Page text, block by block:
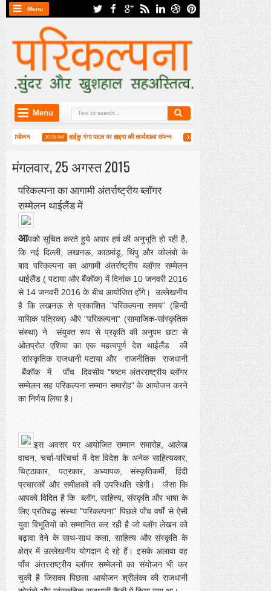
Menu
Menu
आयोजन 10:08 AM हाईकु गंगा पटल पर हाइगा की कार्यशाला संपन्न 3:25 PM मुस्कुराहट बनाए रक्खो : रवीन्द्र
मंगलवार, 25 अगस्त 2015
परिकल्पना का आगामी अंतर्राष्ट्रीय ब्लॉगर
सम्मेलन थाईलैंड में
आपको सूचित करते हुये अपार हर्ष की अनुभूति हो रही है,
कि नई दिल्ली, लखनऊ, काठमांडू, थिंपु और कोलंबो के
बाद परिकल्पना का आगामी अंतर्राष्ट्रीय ब्लॉगर सम्मेलन
थाईलैंड ( पटाया और बैंकॉक) में दिनांक 10 जनवरी 2016
से 14 जनवरी 2016 के बीच आयोजित होंगे। उल्लेखनीय
है किलखनऊ से प्रकाशित "परिकल्पना समय" (हिन्दी
मासिक पत्रिका) और "परिकल्पना" (सामाजिक-सांस्कृतिक
संस्था) ने संयुक्त रूप से प्रकृति की अनुपम छटा से
ओतप्रोत एशिया का एक महत्वपूर्ण देश थाईलैंड की
सांस्कृतिक राजधानी पटाया और राजनीतिक राजधानी
बैंकॉक में पाँच दिवसीय "षष्टम अंतरराष्ट्रीय ब्लॉगर
सम्मेलन सह परिकल्पना सम्मान समारोह" के आयोजन करने
का निर्णय लिया है।
इस अवसर पर आयोजित सम्मान समारोह, आलेख
वाचन, चर्चा-परिचर्चा में देश विदेश के अनेक साहित्यकार,
चिट्ठाकार, पत्रकार, अध्यापक, संस्कृतिकर्मी, हिंदी
प्रचारकों और समीक्षकों की उपस्थिति रहेगी। जैसा कि
आपको विदित है कि ब्लॉग, साहित्य, संस्कृति और भाषा के
लिए प्रतिबद्ध संस्था "परिकल्पना" पिछले पाँच वर्षों से ऐसी
युवा विभूतियों को सम्मानित कर रही है जो ब्लॉग लेखन को
बढ़ावा देने के साथ-साथ कला, साहित्य और संस्कृति के
क्षेत्र में उल्लेखनीय योगदान दे रहे हैं। इसके अलावा वह
पाँच अंतरराष्ट्रीय ब्लॉगर सम्मेलनों का संयोजन भी कर
चुकी है जिसका पिछला आयोजन श्रीलंका की राजधानी